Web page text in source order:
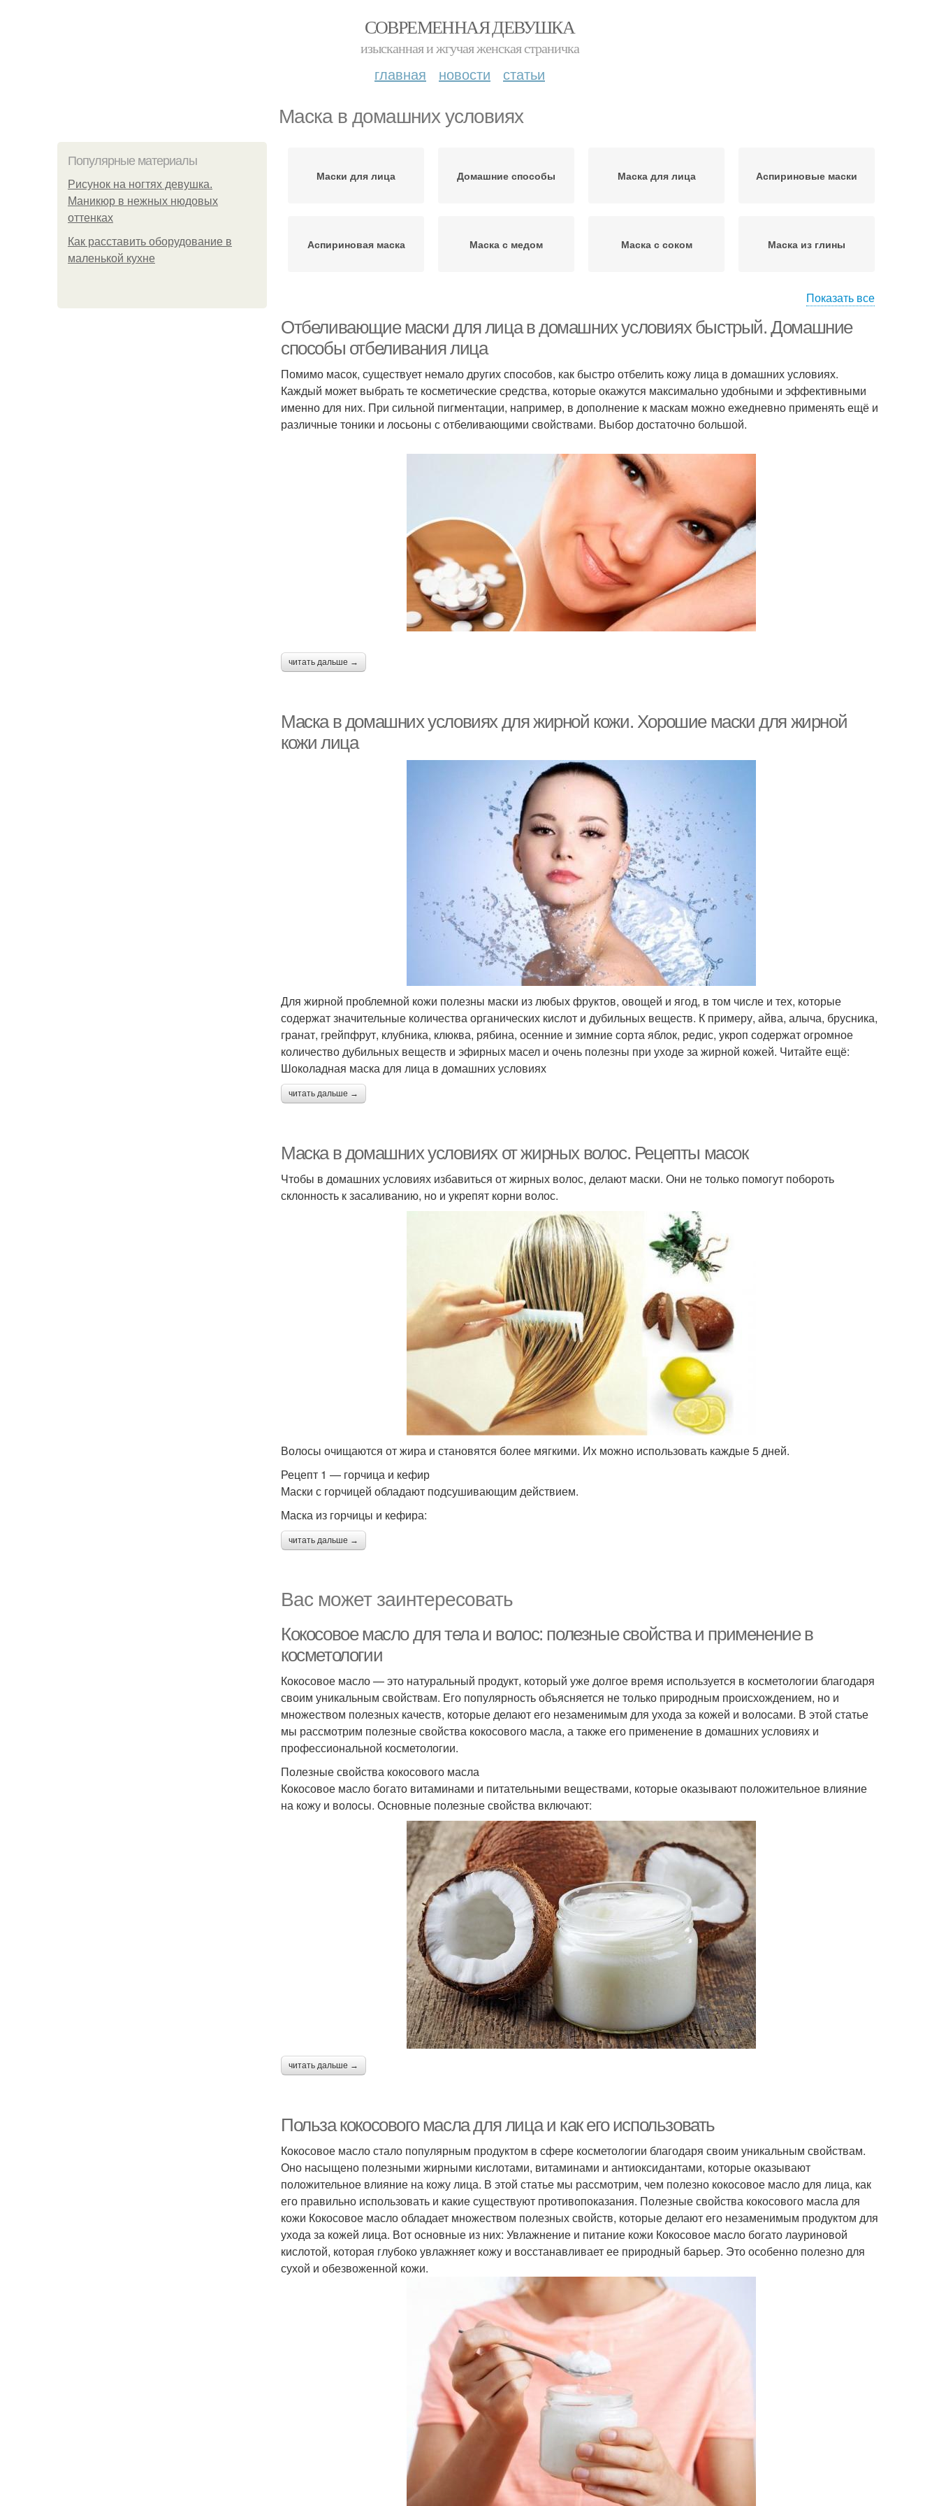
СОВРЕМЕННАЯ ДЕВУШКА
изысканная и жгучая женская страничка
главная новости статьи
Маска в домашних условиях
Популярные материалы
Рисунок на ногтях девушка.
Маникюр в нежных нюдовых
оттенках
Как расставить оборудование в
маленькой кухне
Маски для лица Домашние способы Маска для лица Аспириновые маски
Аспириновая маска Маска с медом Маска с соком Маска из глины
Минуты в домашних
условиях
Условия для жирной
кожи
Хорошие маски Маски для жирной кожи
Лица в домашних
условиях
Условия от жирных
волос
Маска для сухих
кончиков
Маска для волос
Маска с глиной
Маска из горчицы Маски из горчицы
Показать все
Отбеливающие маски для лица в домашних условиях быстрый. Домашние
способы отбеливания лица
Помимо масок, существует немало других способов, как быстро отбелить кожу лица в домашних условиях.
Каждый может выбрать те косметические средства, которые окажутся максимально удобными и эффективными
именно для них. При сильной пигментации, например, в дополнение к маскам можно ежедневно применять ещё и
различные тоники и лосьоны с отбеливающими свойствами. Выбор достаточно большой.
читать дальше →
Маска в домашних условиях для жирной кожи. Хорошие маски для жирной
кожи лица
Для жирной проблемной кожи полезны маски из любых фруктов, овощей и ягод, в том числе и тех, которые
содержат значительные количества органических кислот и дубильных веществ. К примеру, айва, алыча, брусника,
гранат, грейпфрут, клубника, клюква, рябина, осенние и зимние сорта яблок, редис, укроп содержат огромное
количество дубильных веществ и эфирных масел и очень полезны при уходе за жирной кожей. Читайте ещё:
Шоколадная маска для лица в домашних условиях
читать дальше →
Маска в домашних условиях от жирных волос. Рецепты масок
Чтобы в домашних условиях избавиться от жирных волос, делают маски. Они не только помогут побороть
склонность к засаливанию, но и укрепят корни волос.
Волосы очищаются от жира и становятся более мягкими. Их можно использовать каждые 5 дней.
Рецепт 1 — горчица и кефир
Маски с горчицей обладают подсушивающим действием.
Маска из горчицы и кефира:
читать дальше →
Вас может заинтересовать
Кокосовое масло для тела и волос: полезные свойства и применение в
косметологии
Кокосовое масло — это натуральный продукт, который уже долгое время используется в косметологии благодаря
своим уникальным свойствам. Его популярность объясняется не только природным происхождением, но и
множеством полезных качеств, которые делают его незаменимым для ухода за кожей и волосами. В этой статье
мы рассмотрим полезные свойства кокосового масла, а также его применение в домашних условиях и
профессиональной косметологии.
Полезные свойства кокосового масла
Кокосовое масло богато витаминами и питательными веществами, которые оказывают положительное влияние
на кожу и волосы. Основные полезные свойства включают:
читать дальше →
Польза кокосового масла для лица и как его использовать
Кокосовое масло стало популярным продуктом в сфере косметологии благодаря своим уникальным свойствам.
Оно насыщено полезными жирными кислотами, витаминами и антиоксидантами, которые оказывают
положительное влияние на кожу лица. В этой статье мы рассмотрим, чем полезно кокосовое масло для лица, как
его правильно использовать и какие существуют противопоказания. Полезные свойства кокосового масла для
кожи Кокосовое масло обладает множеством полезных свойств, которые делают его незаменимым продуктом для
ухода за кожей лица. Вот основные из них: Увлажнение и питание кожи Кокосовое масло богато лауриновой
кислотой, которая глубоко увлажняет кожу и восстанавливает ее природный барьер. Это особенно полезно для
сухой и обезвоженной кожи.